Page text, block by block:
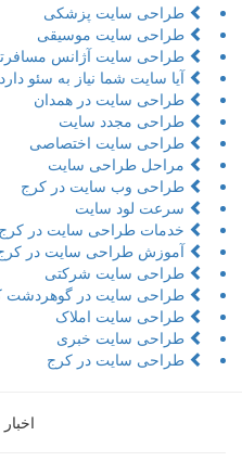
طراحی سایت پزشکی
طراحی سایت موسیقی
طراحی سایت آژانس
آیا سایت شما نیاز به سئو دارد؟
طراحی سایت در همدان
طراحی مجدد سایت
طراحی سایت اختصاصی
مراحل طراحی سایت
طراحی وب سایت در کرج
سرعت لود سایت
خدمات طراحی سایت در کرج
آموزش طراحی سایت در کرج
طراحی سایت شرکتی
طراحی سایت در گوهردشت
طراحی سایت املاک
طراحی سایت خبری
طراحی سایت در کرج